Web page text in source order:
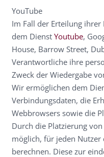
YouTube
Im Fall der Erteilung
dem Dienst Youtube,
House, Barrow Street,
Verantwortliche ihre
Zweck der Wiedergabe
Wir ermöglichen dem
Verbindungsdaten, die
Webbrowsers sowie die
Durch die Platzierung
möglich, für jeden Nutzer
berechnen. Diese zur